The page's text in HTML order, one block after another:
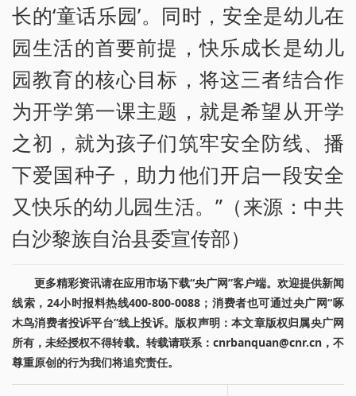
长的‘童话乐园’。同时，安全是幼儿在
园生活的首要前提，快乐成长是幼儿
园教育的核心目标，将这三者结合作
为开学第一课主题，就是希望从开学
之初，就为孩子们筑牢安全防线、播
下爱国种子，助力他们开启一段安全
又快乐的幼儿园生活。”（来源：中共
白沙黎族自治县委宣传部）
更多精彩资讯请在应用市场下载“央广网”客户端。欢迎提供新闻
线索，24小时报料热线400-800-0088；消费者也可通过央广网“啄
木鸟消费者投诉平台”线上投诉。版权声明：本文章版权归属央广网
所有，未经授权不得转载。转载请联系：cnrbanquan@cnr.cn，不
尊重原创的行为我们将追究责任。